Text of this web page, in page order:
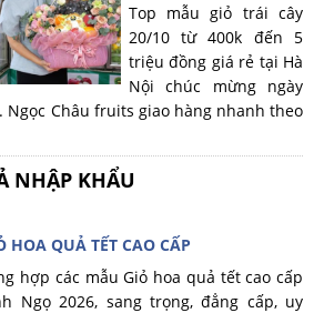
Top mẫu giỏ trái cây
20/10 từ 400k đến 5
triệu đồng giá rẻ tại Hà
Nội chúc mừng ngày
Ngọc Châu fruits giao hàng nhanh theo
NHẬP KHẨU
HOA QUẢ TẾT CAO CẤP
hợp các mẫu Giỏ hoa quả tết cao cấp
Ngọ 2026, sang trọng, đẳng cấp, uy